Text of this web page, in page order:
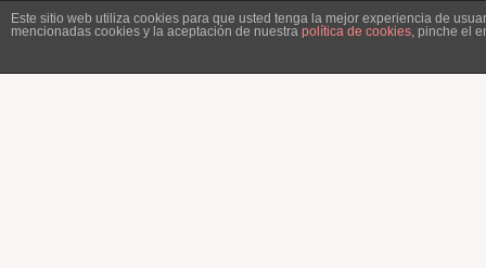
Este sitio web utiliza cookies para que usted tenga la mejor experiencia de
mencionadas cookies y la aceptación de nuestra política de cookies , pinche el